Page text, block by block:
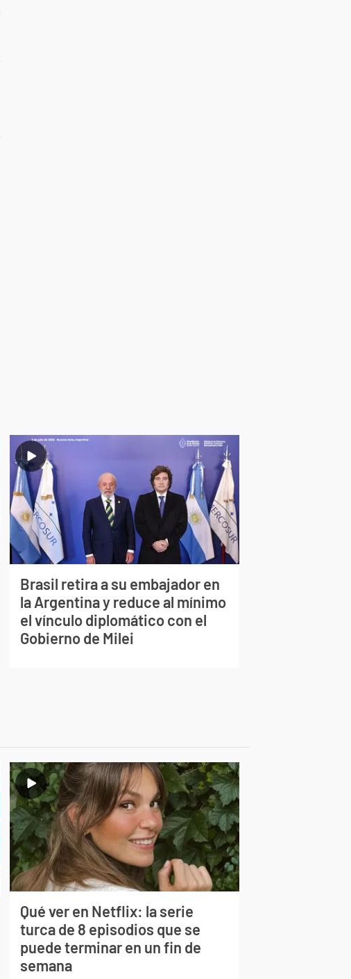
Brasil retira a su embajador en
la Argentina y reduce al mínimo
el vínculo diplomático con el
Gobierno de Milei
Qué ver en Netflix: la serie
turca de 8 episodios que se
puede terminar en un fin de
semana